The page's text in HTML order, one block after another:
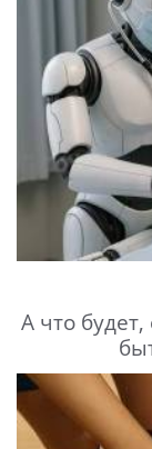
А что